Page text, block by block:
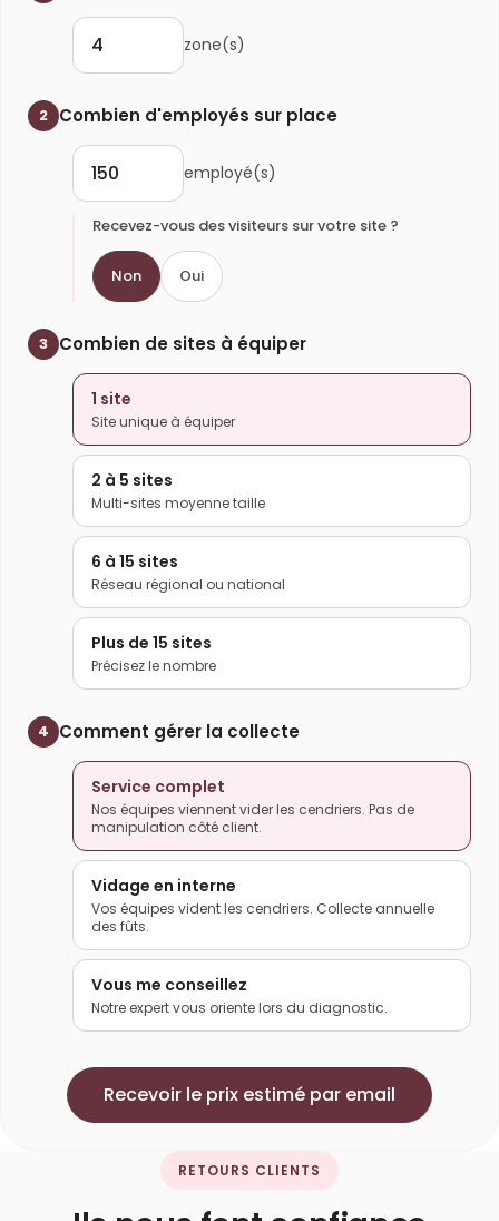
zone(s)
2 Combien d'employés sur place
employé(s)
Recevez-vous des visiteurs sur votre site ?
Non Oui
3 Combien de sites à équiper
1 site
Site unique à équiper
2 à 5 sites
Multi-sites moyenne taille
6 à 15 sites
Réseau régional ou national
Plus de 15 sites
Précisez le nombre
4 Comment gérer la collecte
Service complet
Nos équipes viennent vider les cendriers. Pas de
manipulation côté client.
Vidage en interne
Vos équipes vident les cendriers. Collecte annuelle
des fûts.
Vous me conseillez
Notre expert vous oriente lors du diagnostic.
Recevoir le prix estimé par email
RETOURS CLIENTS